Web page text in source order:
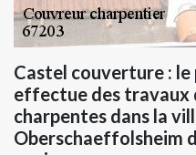
Castel couverture :
effectue des travaux
charpentes dans la
Oberschaeffolsheim